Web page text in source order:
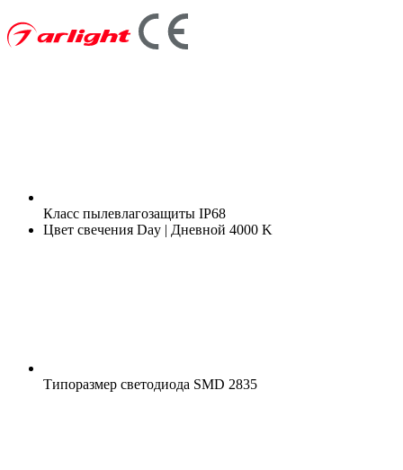
Класс пылевлагозащиты IP68
Цвет свечения Day | Дневной 4000 K
Типоразмер светодиода SMD 2835